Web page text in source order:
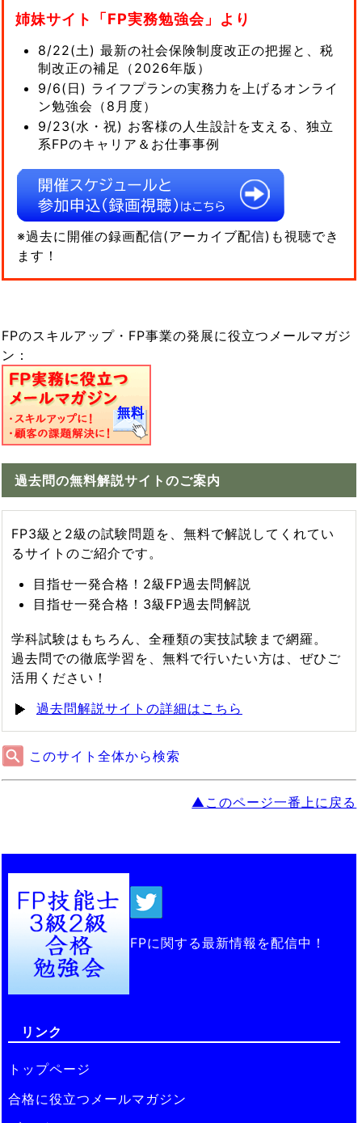
姉妹サイト「FP実務勉強会」より
8/22(土) 最新の社会保険制度改正の把握と、税
制改正の補足（2026年版）
9/6(日) ライフプランの実務力を上げるオンライ
ン勉強会（8月度）
9/23(水・祝) お客様の人生設計を支える、独立
系FPのキャリア＆お仕事事例
※過去に開催の録画配信(アーカイブ配信)も視聴でき
ます！
FPのスキルアップ・FP事業の発展に役立つメールマガジ
ン：
過去問の無料解説サイトのご案内
FP3級と2級の試験問題を、無料で解説してくれてい
るサイトのご紹介です。
目指せ一発合格！2級FP過去問解説
目指せ一発合格！3級FP過去問解説
学科試験はもちろん、全種類の実技試験まで網羅。
過去問での徹底学習を、無料で行いたい方は、ぜひご
活用ください！
過去問解説サイトの詳細はこちら
このサイト全体から検索
▲このページ一番上に戻る
FPに関する最新情報を配信中！
リンク
トップページ
合格に役立つメールマガジン